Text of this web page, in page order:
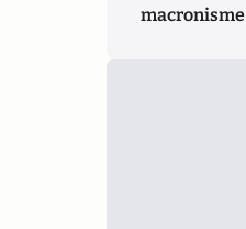
macronisme